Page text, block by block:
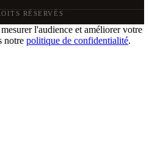
RÉSERVÉS
l'audience et améliorer votre
notre politique de confidentialité.